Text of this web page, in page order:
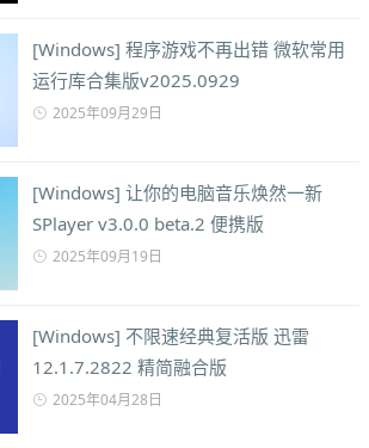
[Windows] 程序游戏不再出错 微软常用
运行库合集版v2025.0929
2025年09月29日
[Windows] 让你的电脑音乐焕然一新
SPlayer v3.0.0 beta.2 便携版
2025年09月19日
[Windows] 不限速经典复活版 迅雷
12.1.7.2822 精简融合版
2025年04月28日